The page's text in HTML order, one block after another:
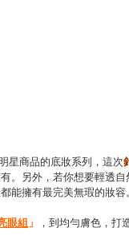
星商品的底妝系列，這次
。另外，若你想要輕透
能擁有最完美無瑕的妝容。
眼組 」 ，到均勻膚色，打